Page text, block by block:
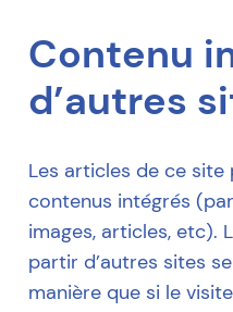
Contenu
d’autres
Les articles de ce site
contenus intégrés
images, articles, etc).
partir d’autres sites
manière que si le